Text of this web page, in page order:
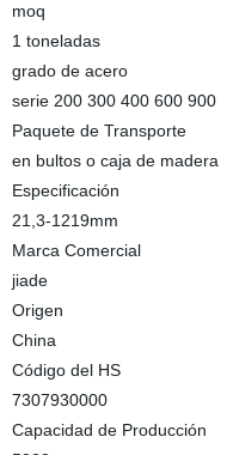
moq
1 toneladas
grado de acero
serie 200 300 400 600 900
Paquete de Transporte
en bultos o caja de madera
Especificación
21,3-1219mm
Marca Comercial
jiade
Origen
China
Código del HS
7307930000
Capacidad de Producción